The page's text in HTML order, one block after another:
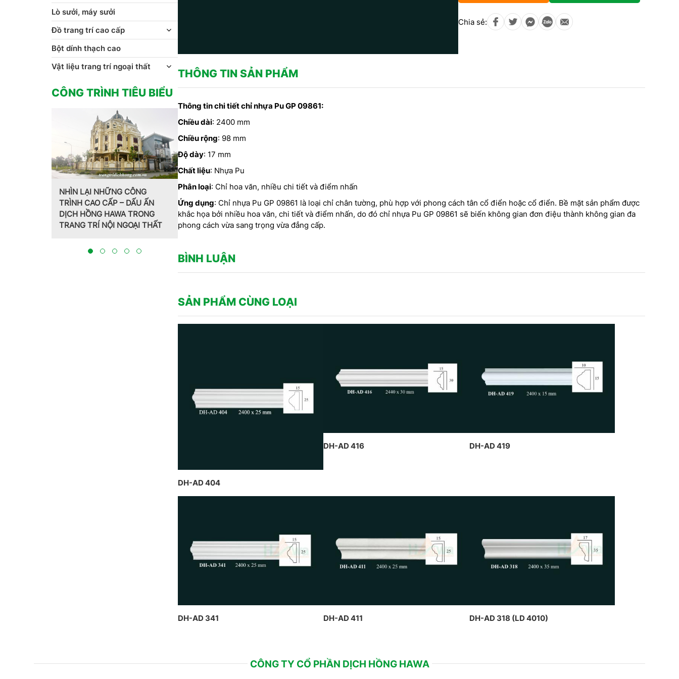
Chia sẻ:
THÔNG TIN SẢN PHẨM
Thông tin chi tiết chỉ nhựa PuGP 09861:
Chiều dài: 2400 mm
Chiều rộng: 98 mm
Độ dày: 17 mm
Chất liệu: Nhựa Pu
Phân loại: Chỉ hoa văn, nhiều chi tiết và điểm nhấn
Ứng dụng: Chỉ nhựa Pu GP 09861 là loại chỉ chân tường, phù hợp với phong cách tân cổ điển hoặc cổ điển. Bề mặt sản phẩm được
khắc họa bởi nhiều hoa văn, chi tiết và điểm nhấn, do đó chỉ nhựa Pu GP 09861 sẽ biến không gian đơn điệu thành không gian đa
phong cách vừa sang trọng vừa đẳng cấp.
BÌNH LUẬN
SẢN PHẨM CÙNG LOẠI
DH-AD 404
DH-AD 416 DH-AD 419
DH-AD 341 DH-AD 411 DH-AD 318 (LD 4010)
Lò sưởi, máy sưởi
Đồ trang trí cao cấp
Bột dính thạch cao
Vật liệu trang trí ngoại thất
CÔNG TRÌNH TIÊU BIỂU
Trang trí nội thất theo phong
cách Pháp do CT CP Dịch
Hồng Hawa thiết kế, thi công
MẪU PHÀO CHỈ THẠCH CAO -
HOA VĂN TRANG TRÍ TRẦN DO
CT CP DỊCH HỒNG HAWA
BẮC NINH
CÔNG TRÌNH SỬ DỤNG PHÀO
CHỈ HOA VĂN THẠCH CAO DO
Công trình thi công phào chỉ
TRÌNH CAO CẤP – DẤU
DỊCH HỒNG HAWA
CÔNG TY CỔ PHẦN DỊCH HỒNG HAWA